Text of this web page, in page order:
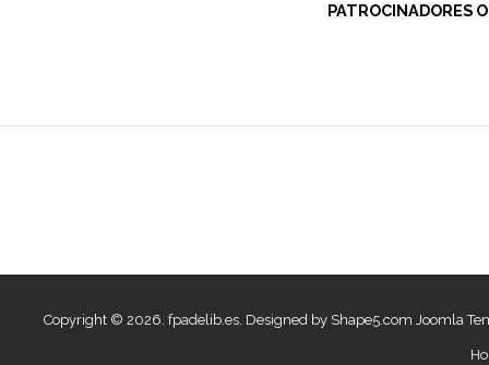
PATROCINADORES
Copyright © 2026. fpadelib.es. Designed by Shape5.com Joomla